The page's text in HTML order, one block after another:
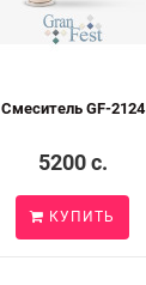
Смеситель GF-2124
5200 c.
КУПИТЬ